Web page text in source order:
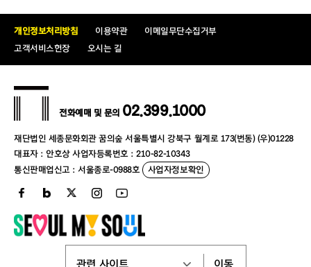
증빙서류 및
유의사항
장애인1~3급(중증) 대상 할인
* 복지카드 실물만 인정
* 증빙자료 미지참 시 정가 대비 차액지불
* 휠체어석 예매자의 경우, 증빙 미지참 시 객
장애인(4~6급)
할인율 50%
유의사항
* 복지카드 실물만 인정
* 증빙자료 미지참 시 정가 대비 차액지불
* 휠체어석 예매자의 경우, 증빙 미지참 시 객
개인정보처리방침 이용약관
이메일무단수집거부
고객서비스헌장
오시는 길
재단법인 세종문화회관 꿈의숲 서울특별시 강북구 월계로 173(번동) (우)01228
대표자 : 안호상 사업자등록번호 : 210-82-10343
통신판매업신고 : 서울종로-0988호
사업자정보확인
전화예매 및 문의 02.399.1000
이동